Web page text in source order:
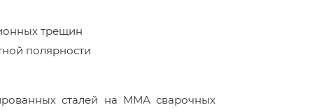
трещин
полярности
сталей на ММА сварочных